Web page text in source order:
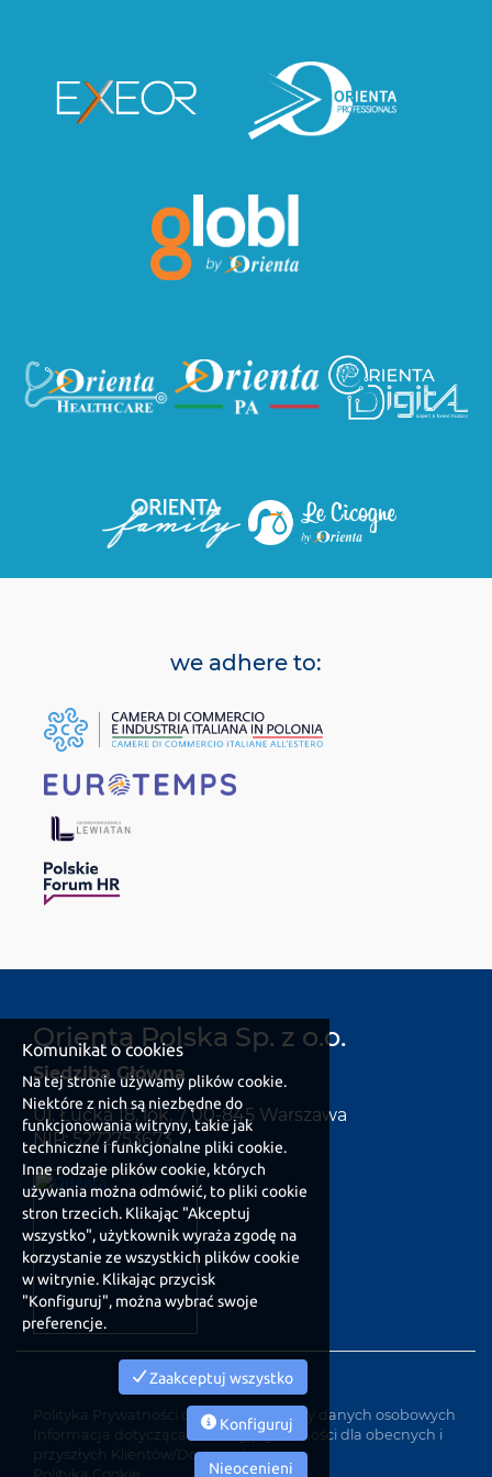
we adhere to:
Orienta Polska Sp. z o.o.
Siedziba Główna
Ul. Łucka 18, lok. 7 00-845 Warszawa
NIP: 5272753673
Polityka Prywatności dotycząca ochrony danych osobowych
Informacja dotycząca ochrony prywatności dla obecnych i
przyszłych Klientów/Dostawców
Komunikat o cookies
Na tej stronie używamy plików cookie.
Niektóre z nich są niezbędne do
funkcjonowania witryny, takie jak
techniczne i funkcjonalne pliki cookie.
Inne rodzaje plików cookie, których
używania można odmówić, to pliki cookie
stron trzecich. Klikając "Akceptuj
wszystko", użytkownik wyraża zgodę na
korzystanie ze wszystkich plików cookie
w witrynie. Klikając przycisk
"Konfiguruj", można wybrać swoje
preferencje.
Zaakceptuj wszystko
Konfiguruj
Nieocenieni